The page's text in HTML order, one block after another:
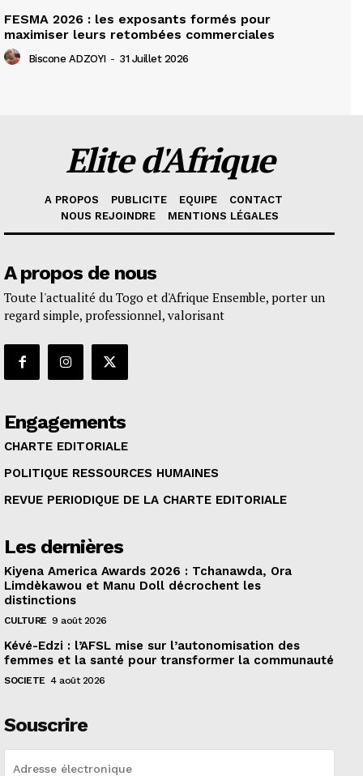
FESMA 2026 : les exposants formés pour
maximiser leurs retombées commerciales
Biscone ADZOYI - 31 Juillet 2026
Elite d'Afrique
A PROPOS PUBLICITE EQUIPE
CONTACT
NOUS REJOINDRE
MENTIONS LÉGALES
A propos de nous
Toute l'actualité du Togo et d'Afrique Ensemble, porter un
regard simple, professionnel, valorisant
Engagements
CHARTE EDITORIALE
POLITIQUE RESSOURCES HUMAINES
REVUE PERIODIQUE DE LA CHARTE EDITORIALE
Les dernières
Kiyena America Awards 2026 : Tchanawda, Ora
Limdèkawou et Manu Doll décrochent les
distinctions
CULTURE 9 août 2026
Kévé-Edzi : l’AFSL mise sur l’autonomisation des
femmes et la santé pour transformer la communauté
SOCIETE 4 août 2026
Souscrire